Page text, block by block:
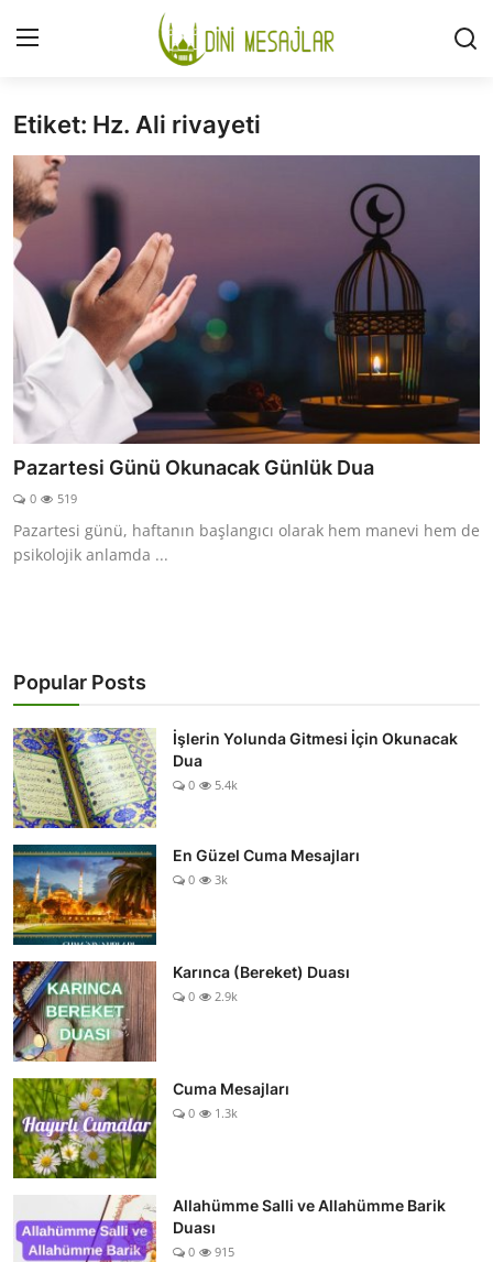
Giriş Kayıt Ol
İLETİŞİM
GÜNDEM
HAKKIMIZDA
DESTEKLİYORUM
SURELER
NAMAZ
DUALAR
KİMDİR?
KISSADAN HİSSE
DİNİ BİLGİLER
Etiket: Hz. Ali rivayeti
Pazartesi Günü Okunacak Günlük Dua
0 519
Pazartesi günü, haftanın başlangıcı olarak hem manevi hem de
psikolojik anlamda ...
Popular Posts
İşlerin Yolunda Gitmesi İçin Okunacak
Dua
0 5.4k
En Güzel Cuma Mesajları
0 3k
Karınca (Bereket) Duası
0 2.9k
Cuma Mesajları
0 1.3k
Allahümme Salli ve Allahümme Barik
Duası
0 915